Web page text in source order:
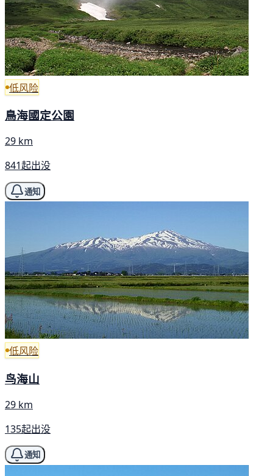
低风险
鳥海國定公園
29 km
841起出没
通知
低风险
鸟海山
29 km
135起出没
通知